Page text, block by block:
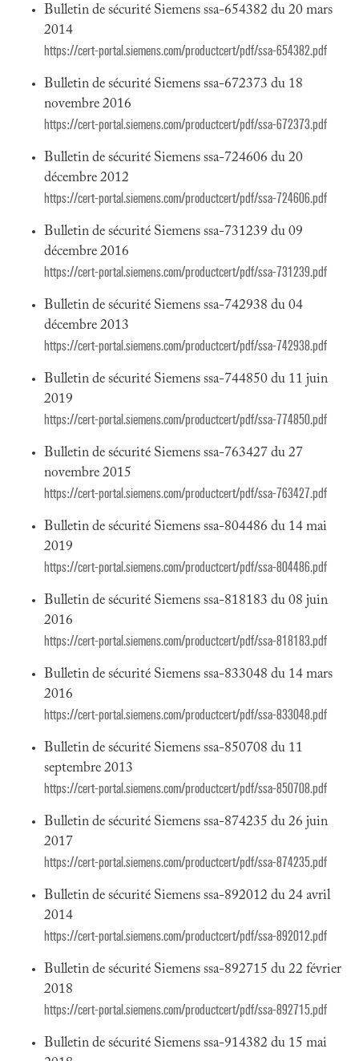
Bulletin de sécurité Siemens ssa-654382 du 20 mars
2014
https://cert-portal.siemens.com/productcert/pdf/ssa-654382.pdf
Bulletin de sécurité Siemens ssa-672373 du 18
novembre 2016
https://cert-portal.siemens.com/productcert/pdf/ssa-672373.pdf
Bulletin de sécurité Siemens ssa-724606 du 20
décembre 2012
https://cert-portal.siemens.com/productcert/pdf/ssa-724606.pdf
Bulletin de sécurité Siemens ssa-731239 du 09
décembre 2016
https://cert-portal.siemens.com/productcert/pdf/ssa-731239.pdf
Bulletin de sécurité Siemens ssa-742938 du 04
décembre 2013
https://cert-portal.siemens.com/productcert/pdf/ssa-742938.pdf
Bulletin de sécurité Siemens ssa-744850 du 11 juin
2019
https://cert-portal.siemens.com/productcert/pdf/ssa-774850.pdf
Bulletin de sécurité Siemens ssa-763427 du 27
novembre 2015
https://cert-portal.siemens.com/productcert/pdf/ssa-763427.pdf
Bulletin de sécurité Siemens ssa-804486 du 14 mai
2019
https://cert-portal.siemens.com/productcert/pdf/ssa-804486.pdf
Bulletin de sécurité Siemens ssa-818183 du 08 juin
2016
https://cert-portal.siemens.com/productcert/pdf/ssa-818183.pdf
Bulletin de sécurité Siemens ssa-833048 du 14 mars
2016
https://cert-portal.siemens.com/productcert/pdf/ssa-833048.pdf
Bulletin de sécurité Siemens ssa-850708 du 11
septembre 2013
https://cert-portal.siemens.com/productcert/pdf/ssa-850708.pdf
Bulletin de sécurité Siemens ssa-874235 du 26 juin
2017
https://cert-portal.siemens.com/productcert/pdf/ssa-874235.pdf
Bulletin de sécurité Siemens ssa-892012 du 24 avril
2014
https://cert-portal.siemens.com/productcert/pdf/ssa-892012.pdf
Bulletin de sécurité Siemens ssa-892715 du 22 février
2018
https://cert-portal.siemens.com/productcert/pdf/ssa-892715.pdf
Bulletin de sécurité Siemens ssa-914382 du 15 mai